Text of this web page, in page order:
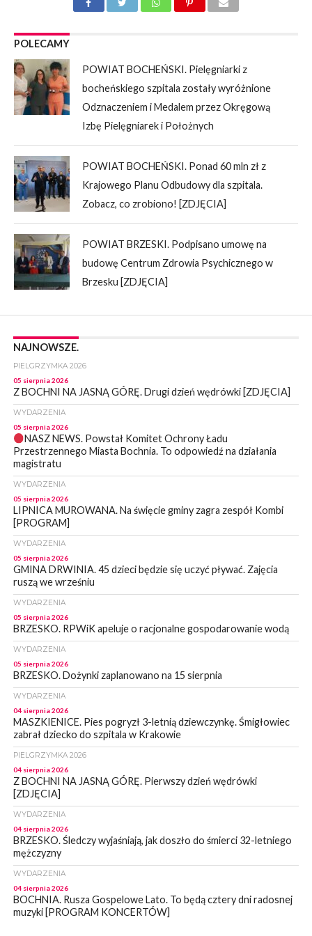
POLECAMY
POWIAT BOCHEŃSKI. Pielęgniarki z
bocheńskiego szpitala zostały wyróżnione
Odznaczeniem i Medalem przez Okręgową
Izbę Pielęgniarek i Położnych
POWIAT BOCHEŃSKI. Ponad 60 mln zł z
Krajowego Planu Odbudowy dla szpitala.
Zobacz, co zrobiono! [ZDJĘCIA]
POWIAT BRZESKI. Podpisano umowę na
budowę Centrum Zdrowia Psychicznego w
Brzesku [ZDJĘCIA]
NAJNOWSZE.
PIELGRZYMKA 2026
05 sierpnia 2026
Z BOCHNI NA JASNĄ GÓRĘ. Drugi dzień wędrówki [ZDJĘCIA]
WYDARZENIA
05 sierpnia 2026
NASZ NEWS. Powstał Komitet Ochrony Ładu
Przestrzennego Miasta Bochnia. To odpowiedź na działania
magistratu
WYDARZENIA
05 sierpnia 2026
LIPNICA MUROWANA. Na święcie gminy zagra zespół Kombi
[PROGRAM]
WYDARZENIA
05 sierpnia 2026
GMINA DRWINIA. 45 dzieci będzie się uczyć pływać. Zajęcia
ruszą we wrześniu
WYDARZENIA
05 sierpnia 2026
BRZESKO. RPWiK apeluje o racjonalne gospodarowanie wodą
WYDARZENIA
05 sierpnia 2026
BRZESKO. Dożynki zaplanowano na 15 sierpnia
WYDARZENIA
04 sierpnia 2026
MASZKIENICE. Pies pogryzł 3-letnią dziewczynkę. Śmigłowiec
zabrał dziecko do szpitala w Krakowie
PIELGRZYMKA 2026
04 sierpnia 2026
Z BOCHNI NA JASNĄ GÓRĘ. Pierwszy dzień wędrówki
[ZDJĘCIA]
WYDARZENIA
04 sierpnia 2026
BRZESKO. Śledczy wyjaśniają, jak doszło do śmierci 32-letniego
mężczyzny
WYDARZENIA
04 sierpnia 2026
BOCHNIA. Rusza Gospelowe Lato. To będą cztery dni radosnej
muzyki [PROGRAM KONCERTÓW]